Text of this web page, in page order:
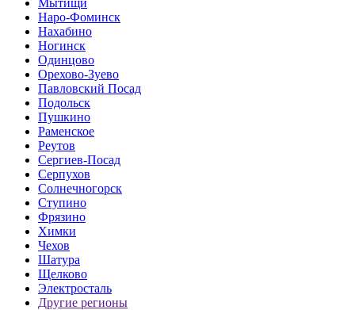
Мытищи
Наро-Фоминск
Нахабино
Ногинск
Одинцово
Орехово-Зуево
Павловский Посад
Подольск
Пушкино
Раменское
Реутов
Сергиев-Посад
Серпухов
Солнечногорск
Ступино
Фрязино
Химки
Чехов
Шатура
Щелково
Электросталь
Другие регионы